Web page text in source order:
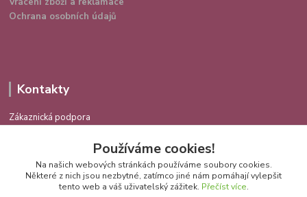
Ochrana osobních údajů
Kontakty
Zákaznická podpora
info@spokojenakocka.cz
Používáme cookies!
Na našich webových stránkách používáme soubory cookies.
Některé z nich jsou nezbytné, zatímco jiné nám pomáhají vylepšit
tento web a váš uživatelský zážitek. Přečíst více.